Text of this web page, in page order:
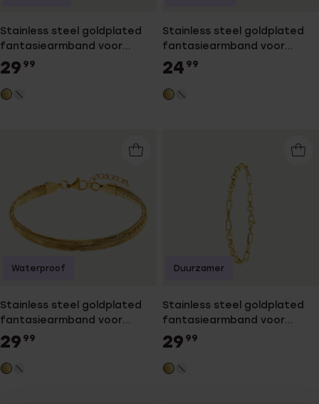
Stainless steel goldplated
fantasiearmband voor
dames
29 99
Stainless steel goldplated
fantasiearmband voor
dames
24 99
Stainless steel goldplated
fantasiearmband voor
dames
29 99
Waterproof
Stainless steel goldplated
fantasiearmband voor
dames
29 99
Duurzamer